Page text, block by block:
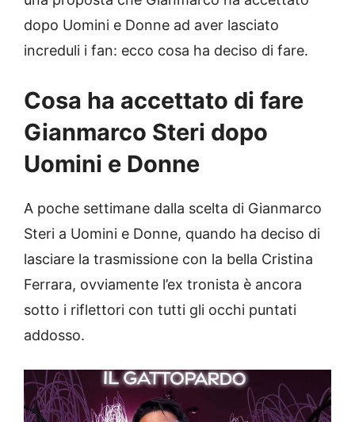
dopo Uomini e Donne ad aver lasciato
increduli i fan: ecco cosa ha deciso di fare.
Cosa ha accettato di fare
Gianmarco Steri dopo
Uomini e Donne
A poche settimane dalla scelta di Gianmarco
Steri a Uomini e Donne, quando ha deciso di
lasciare la trasmissione con la bella Cristina
Ferrara, ovviamente l’ex tronista è ancora
sotto i riflettori con tutti gli occhi puntati
addosso.